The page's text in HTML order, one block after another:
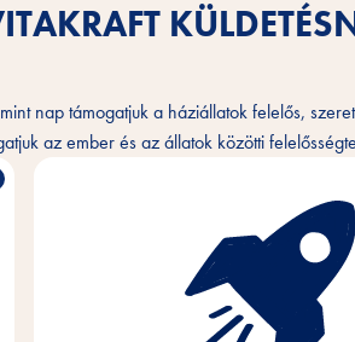
nap támogatjuk a háziállatok felelős,
az ember és az állatok közötti
A háziállatok és gazdáik
szenvedéllyel és empátiával
forgalmazunk innovatív, kiváló
állatok igényeinek maximálisan